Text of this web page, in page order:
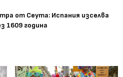
от Сеута: Испания изселва
1609 година